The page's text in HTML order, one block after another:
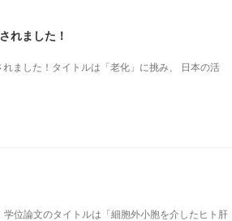
れました！
ました！タイトルは「老化」に挑み、 日本の活
位論文のタイトルは「細胞外小胞を介したヒト肝